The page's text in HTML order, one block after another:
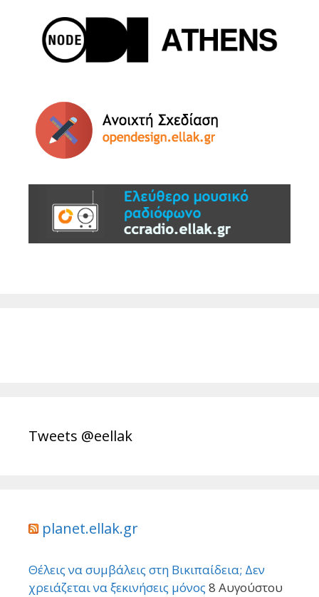
Tweets @eellak
planet.ellak.gr
Θέλεις να συμβάλεις στη Βικιπαίδεια; Δεν
χρειάζεται να ξεκινήσεις μόνος 8 Αυγούστου